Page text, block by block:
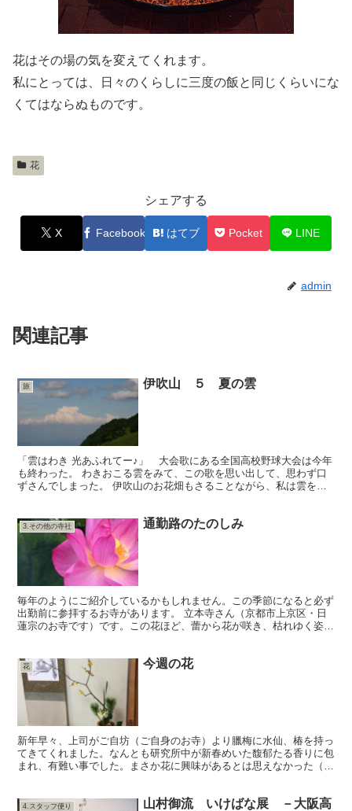
花はその場の気を変えてくれます。
私にとっては、日々のくらしに三度の飯と同じくらいにな
くてはならぬものです。
花
シェアする
X Facebook はてブ Pocket LINE
admin
関連記事
旅 伊吹山 ５ 夏の雲
「雲はわき 光あふれてー♪」 大会歌にある全国高校野球大会は今年
も終わった。 わきおこる雲をみて、この歌を思い出して、思わず口
ずさんでしまった。 伊吹山のお花畑もさることながら、私は雲をみ
3.その他の寺社 通勤路のたのしみ
毎年のようにご紹介しているかもしれません。この季節になると必ず
出勤前に参拝するお寺があります。 立本寺さん（京都市上京区・日
蓮宗のお寺です）です。この花ほど、蕾から花が咲き、枯れゆく姿、
花 今週の花
新年早々、上司がご自坊（ご自身のお寺）より臘梅に水仙、椿を持っ
てきてくれました。なんとも研究所中が新春めいた馥郁たる香りに包
まれ、有難い事でした。まさか花に興味があるとは思えなかった（す
4.スタッフ便り
山村御流 いけばな展 －大阪高